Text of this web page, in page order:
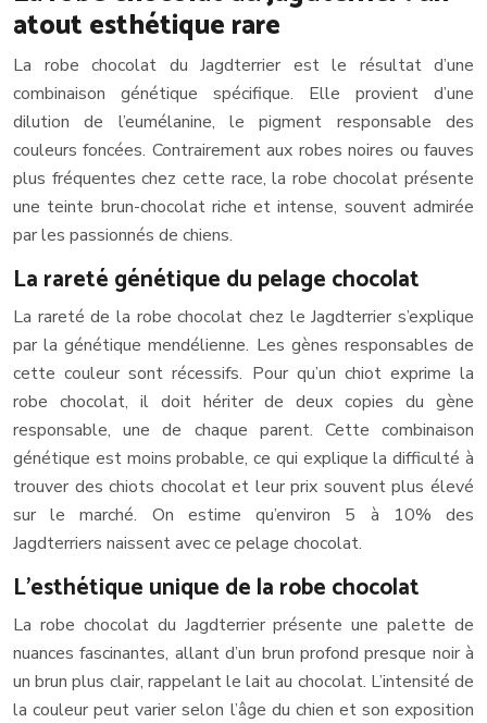
atout esthétique rare
La robe chocolat du Jagdterrier est le résultat d’une
combinaison génétique spécifique. Elle provient d’une
dilution de l’eumélanine, le pigment responsable des
couleurs foncées. Contrairement aux robes noires ou fauves
plus fréquentes chez cette race, la robe chocolat présente
une teinte brun-chocolat riche et intense, souvent admirée
par les passionnés de chiens.
La rareté génétique du pelage chocolat
La rareté de la robe chocolat chez le Jagdterrier s’explique
par la génétique mendélienne. Les gènes responsables de
cette couleur sont récessifs. Pour qu’un chiot exprime la
robe chocolat, il doit hériter de deux copies du gène
responsable, une de chaque parent. Cette combinaison
génétique est moins probable, ce qui explique la difficulté à
trouver des chiots chocolat et leur prix souvent plus élevé
sur le marché. On estime qu’environ 5 à 10% des
Jagdterriers naissent avec ce pelage chocolat.
L’esthétique unique de la robe chocolat
La robe chocolat du Jagdterrier présente une palette de
nuances fascinantes, allant d’un brun profond presque noir à
un brun plus clair, rappelant le lait au chocolat. L’intensité de
la couleur peut varier selon l’âge du chien et son exposition